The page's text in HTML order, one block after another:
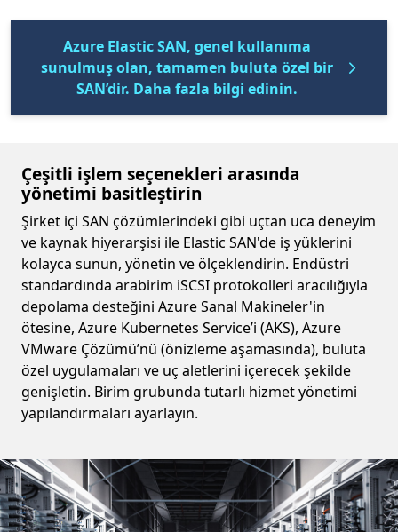
Azure Elastic SAN, genel kullanıma
sunulmuş olan, tamamen buluta özel bir
SAN’dir. Daha fazla bilgi edinin.
Çeşitli işlem seçenekleri arasında
yönetimi basitleştirin
Şirket içi SAN çözümlerindeki gibi uçtan uca deneyim
ve kaynak hiyerarşisi ile Elastic SAN'de iş yüklerini
kolayca sunun, yönetin ve ölçeklendirin. Endüstri
standardında arabirim iSCSI protokolleri aracılığıyla
depolama desteğini Azure Sanal Makineler'in
ötesine, Azure Kubernetes Service’i (AKS), Azure
VMware Çözümü’nü (önizleme aşamasında), buluta
özel uygulamaları ve uç aletlerini içerecek şekilde
genişletin. Birim grubunda tutarlı hizmet yönetimi
yapılandırmaları ayarlayın.